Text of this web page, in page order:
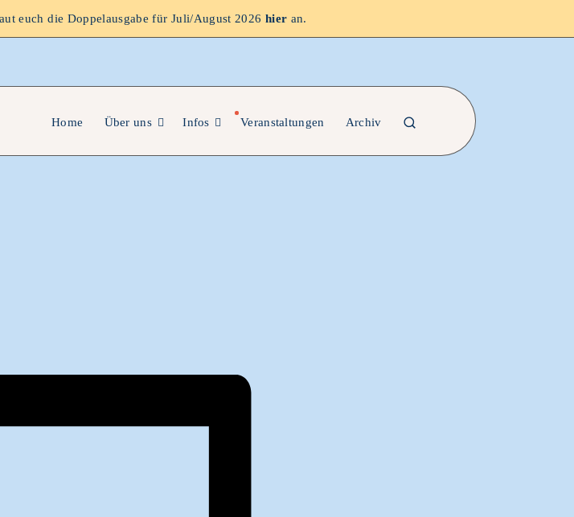
euch die Doppelausgabe für Juli/August 2026 hier an.
Home Über uns Infos Veranstaltungen Archiv